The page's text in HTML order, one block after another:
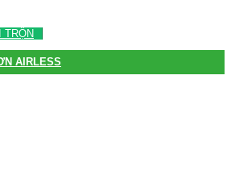
TRỘN
AIRLESS